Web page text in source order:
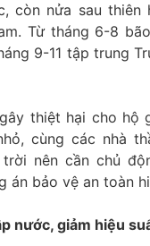
còn nửa sau thiên
Từ tháng 6-8
9-11 tập trung
thiệt hại cho hộ
cùng các nhà
nên cần chủ
án bảo vệ an toàn
nước, giảm hiệu